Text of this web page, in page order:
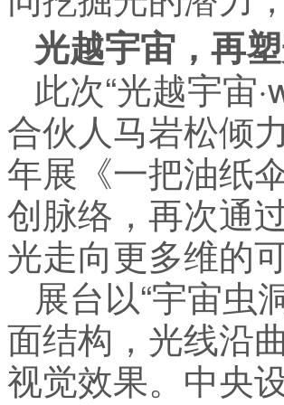
光越宇宙，再
此次“光越宇宙
合伙人马岩松倾
年展《一把油纸
创脉络，再次通
光走向更多维的可
展台以“宇宙虫
面结构，光线沿
视觉效果。中央